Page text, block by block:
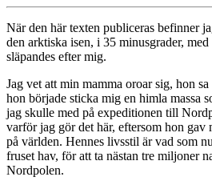
När den här texten publiceras befinner
den arktiska isen, i 35 minusgrader,
släpandes efter mig.
Jag vet att min mamma oroar sig, hon
hon började sticka mig en himla massa
jag skulle med på expeditionen till
varför jag gör det här, eftersom hon gav
på världen. Hennes livsstil är vad som
fruset hav, för att ta nästan tre miljoner
Nordpolen.